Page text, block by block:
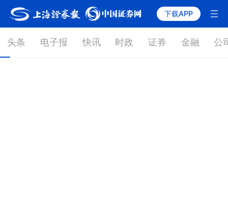
下载APP
头条 电子报 快讯 时政 证券 金融 公